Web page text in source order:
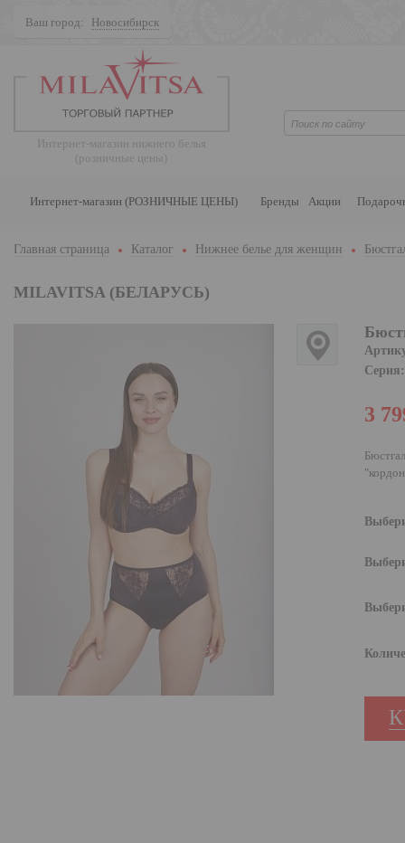
Ваш город: Новосибирск
Интернет-магазин нижнего белья
(розничные цены)
Интернет-магазин (РОЗНИЧНЫЕ ЦЕНЫ) Бренды Акции
Главная страница Каталог Нижнее белье для женщин
MILAVITSA (БЕЛАРУСЬ)
Серия:
3